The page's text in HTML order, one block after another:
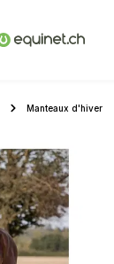
Manteaux d'hiver